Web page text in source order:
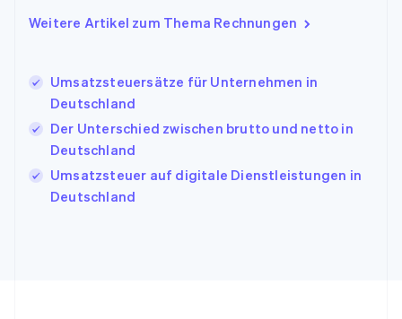
Weitere Artikel zum Thema Rechnungen
Umsatzsteuersätze für Unternehmen in
Deutschland
Der Unterschied zwischen brutto und netto in
Deutschland
Umsatzsteuer auf digitale Dienstleistungen in
Deutschland
Japan
日本語 English
Kroatien
EnglishItaliano
Lettland
Liechtenstein
DeutschEnglish
Litauen